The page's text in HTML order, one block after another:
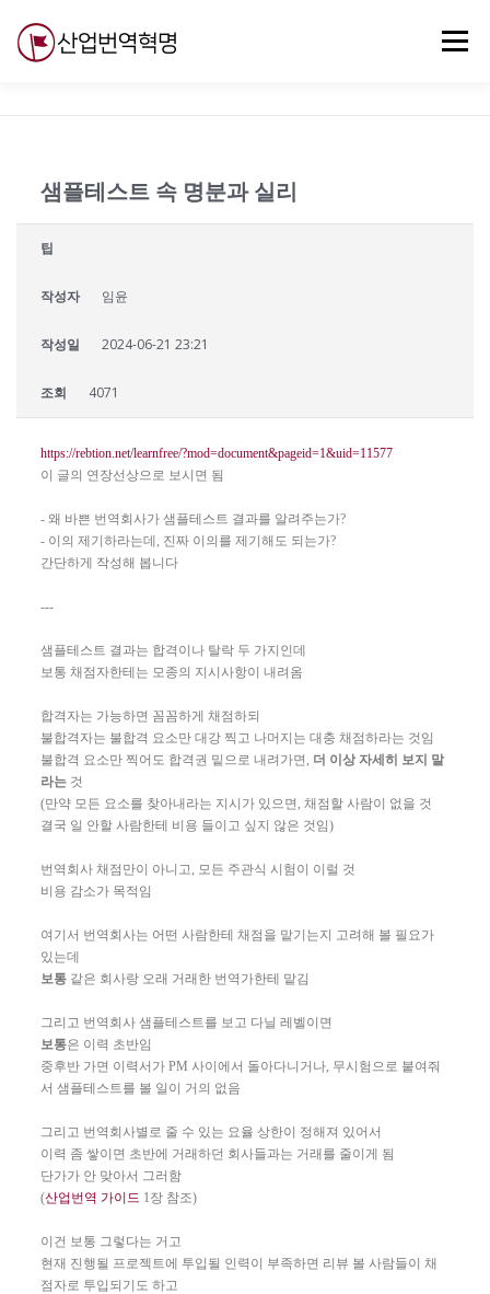
메뉴
샘플테스트 속 명분과 실리
팁
작성자 임윤
작성일 2024-06-21 23:21
조회 4071
https://rebtion.net/learnfree/?mod=document&pageid=1&uid=11577
이 글의 연장선상으로 보시면 됨
- 왜 바쁜 번역회사가 샘플테스트 결과를 알려주는가?
- 이의 제기하라는데, 진짜 이의를 제기해도 되는가?
간단하게 작성해 봅니다
---
샘플테스트 결과는 합격이나 탈락 두 가지인데
보통 채점자한테는 모종의 지시사항이 내려옴
합격자는 가능하면 꼼꼼하게 채점하되
불합격자는 불합격 요소만 대강 찍고 나머지는 대충 채점하라는 것임
불합격 요소만 찍어도 합격권 밑으로 내려가면, 더 이상 자세히 보지 말
라는 것
(만약 모든 요소를 찾아내라는 지시가 있으면, 채점할 사람이 없을 것
결국 일 안할 사람한테 비용 들이고 싶지 않은 것임)
번역회사 채점만이 아니고, 모든 주관식 시험이 이럴 것
비용 감소가 목적임
여기서 번역회사는 어떤 사람한테 채점을 맡기는지 고려해 볼 필요가
있는데
보통 같은 회사랑 오래 거래한 번역가한테 맡김
그리고 번역회사 샘플테스트를 보고 다닐 레벨이면
보통은 이력 초반임
중후반 가면 이력서가 PM 사이에서 돌아다니거나, 무시험으로 붙여줘
서 샘플테스트를 볼 일이 거의 없음
그리고 번역회사별로 줄 수 있는 요율 상한이 정해져 있어서
이력 좀 쌓이면 초반에 거래하던 회사들과는 거래를 줄이게 됨
단가가 안 맞아서 그러함
(산업번역 가이드 1장 참조)
이건 보통 그렇다는 거고
현재 진행될 프로젝트에 투입될 인력이 부족하면 리뷰 볼 사람들이 채
점자로 투입되기도 하고